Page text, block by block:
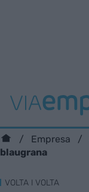
Empresa
blaugrana
VOLTA I VOLTA